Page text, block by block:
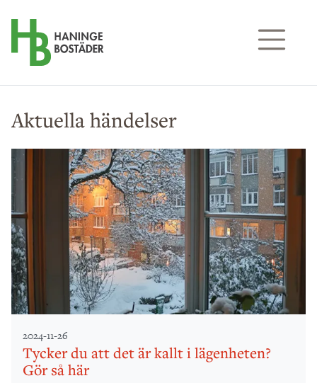
Aktuella händelser
2024-11-26
Tycker du att det är kallt i lägenheten?
Gör så här